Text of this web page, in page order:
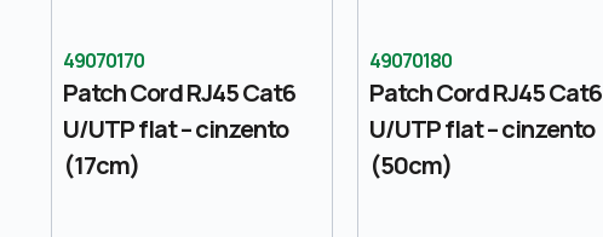
49070170
Patch Cord RJ45 Cat6
U/UTP flat – cinzento
(17cm)
49070180
Patch Cord RJ45 Cat6
U/UTP flat – cinzento
(50cm)